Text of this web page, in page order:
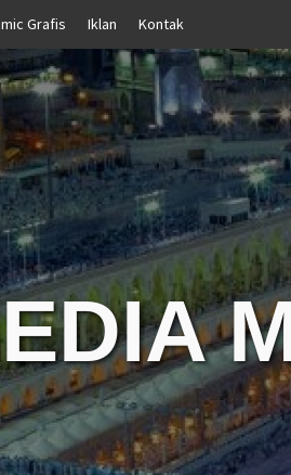
Grafis Iklan Kontak